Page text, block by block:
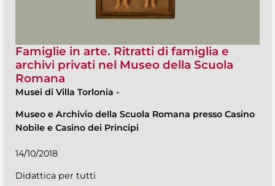
Famiglie in arte. Ritratti di famiglia e
archivi privati nel Museo della Scuola
Romana
Musei di Villa Torlonia -
Museo e Archivio della Scuola Romana presso Casino
Nobile e Casino dei Principi
14/10/2018
Didattica per tutti